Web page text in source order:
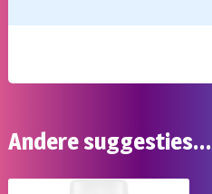
Andere suggesties…